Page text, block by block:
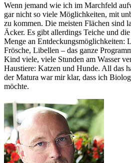
Wenn jemand wie ich im Marchfeld
gar nicht so viele Möglichkeiten, mit
zu kommen. Die meisten Flächen sind
Äcker. Es gibt allerdings Teiche und
Menge an Entdeckungsmöglichkeiten:
Frösche, Libellen – das ganze
Kind viele, viele Stunden am Wasser
Haustiere: Katzen und Hunde. All das
der Matura war mir klar, dass ich
möchte.